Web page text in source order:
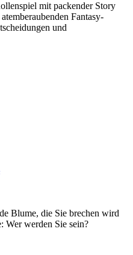
mit packender Story
Fantasy-
und
Blume, die Sie brechen wird
Wer werden Sie sein?